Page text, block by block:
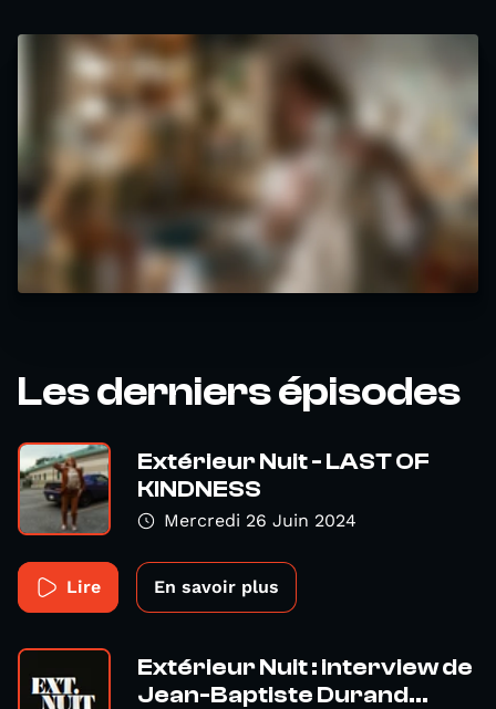
Les derniers épisodes
Extérieur Nuit - LAST OF
KINDNESS
Mercredi 26 Juin 2024
Lire En savoir plus
Extérieur Nuit : interview de
Jean-Baptiste Durand...